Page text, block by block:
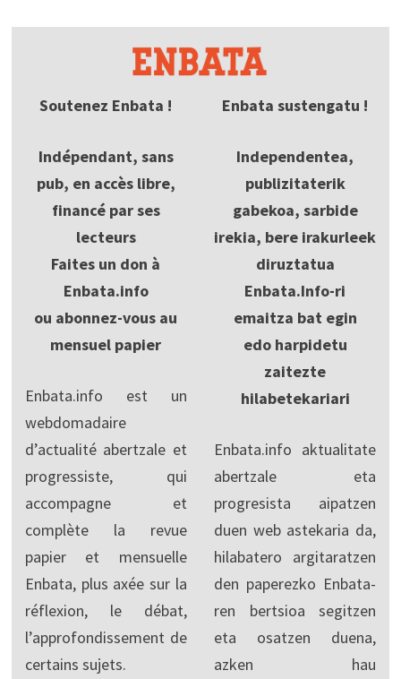
Soutenez Enbata !
Indépendant, sans
pub, en accès libre,
financé par ses
lecteurs
Faites un don à
Enbata.info
ou abonnez-vous au
mensuel papier
Enbata.info est un
webdomadaire
d’actualité abertzale et
progressiste, qui
accompagne et
complète la revue
papier et mensuelle
Enbata, plus axée sur la
réflexion, le débat,
l’approfondissement de
certains sujets.
Enbata sustengatu !
Independentea,
publizitaterik
gabekoa, sarbide
irekia, bere irakurleek
diruztatua
Enbata.Info-ri
emaitza bat egin
edo harpidetu
zaitezte
hilabetekariari
Enbata.info aktualitate
abertzale eta
progresista aipatzen
duen web astekaria da,
hilabatero argitaratzen
den paperezko Enbata-
ren bertsioa segitzen
eta osatzen duena,
azken hau